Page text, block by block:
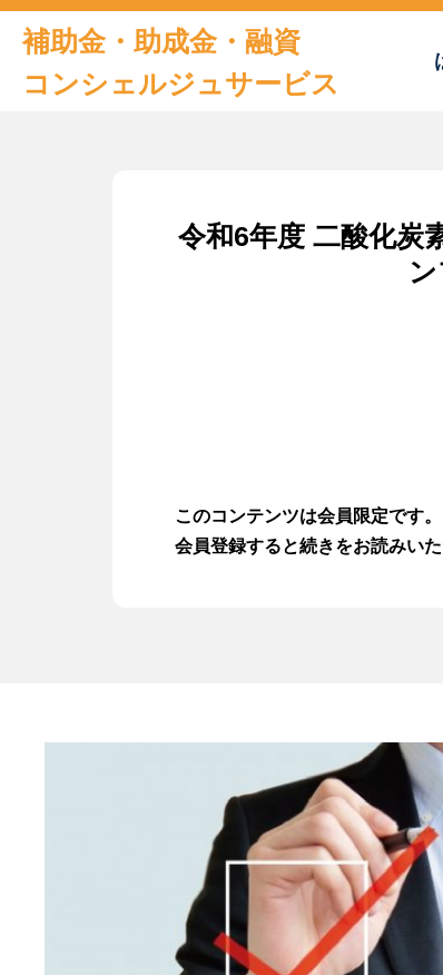
補助金・助成金・融資
コンシェルジュサービス
はじめての方へ
資金繰りセミナー動画
入会はこちら
令和6年度 二酸化炭
このコンテンツは会員限定です。
会員登録すると続きをお読みいた